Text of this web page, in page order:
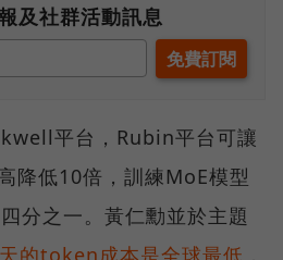
及社群活動訊息
平台，Rubin平台可讓
降低10倍，訓練MoE模型
分之一。黃仁勳並於主題
的token成本是全球最低 ，